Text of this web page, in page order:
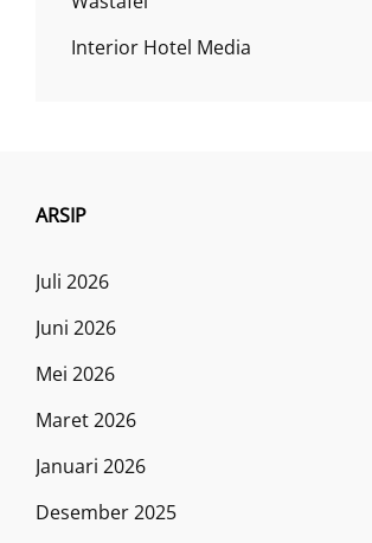
Interior Hotel Media
ARSIP
Juli 2026
Juni 2026
Mei 2026
Maret 2026
Januari 2026
Desember 2025